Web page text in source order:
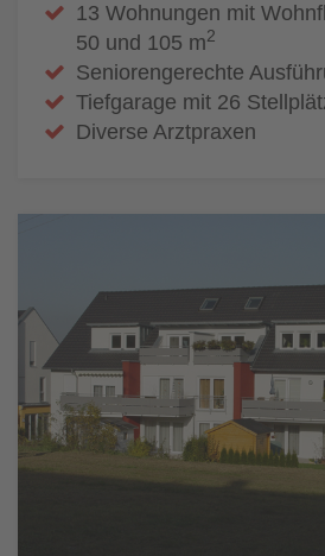
13 Wohnungen mit
50 und 105 m2
Seniorengerechte
Tiefgarage mit 26
Diverse Arztpraxen